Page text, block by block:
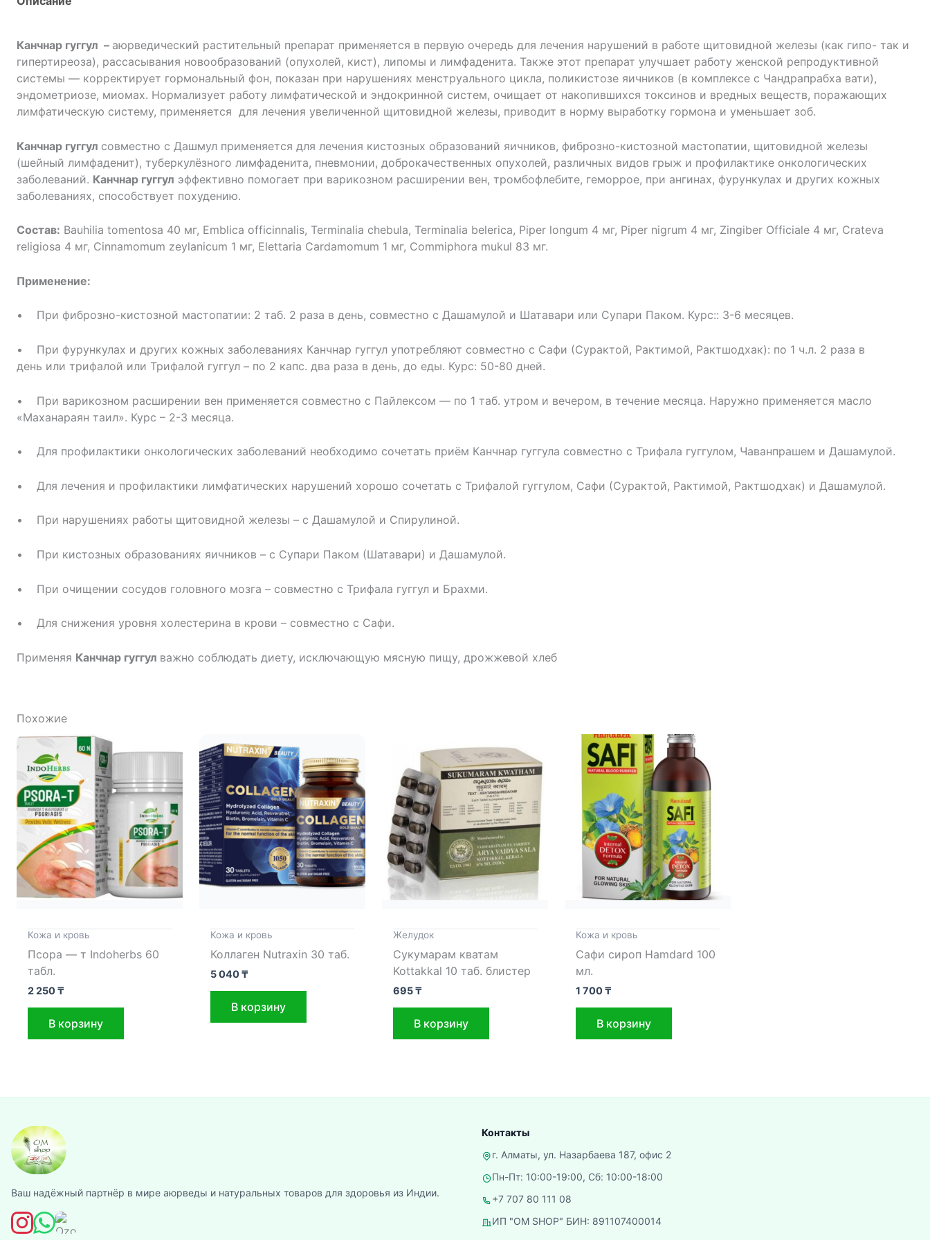
Канчнар гуггул – аюрведический растительный препарат применяется в первую очередь для лечения нарушений в работе щитовидной железы (как гипо- так и
гипертиреоза), рассасывания новообразований (опухолей, кист), липомы и лимфаденита. Также этот препарат улучшает работу женской репродуктивной
системы — корректирует гормональный фон, показан при нарушениях менструального цикла, поликистозе яичников (в комплексе с Чандрапрабха вати),
эндометриозе, миомах. Нормализует работу лимфатической и эндокринной систем, очищает от накопившихся токсинов и вредных веществ, поражающих
лимфатическую систему, применяется для лечения увеличенной щитовидной железы, приводит в норму выработку гормона и уменьшает зоб.
Канчнар гуггул совместно с Дашмул применяется для лечения кистозных образований яичников, фиброзно-кистозной мастопатии, щитовидной железы
(шейный лимфаденит), туберкулёзного лимфаденита, пневмонии, доброкачественных опухолей, различных видов грыж и профилактике онкологических
заболеваний. Канчнар гуггул эффективно помогает при варикозном расширении вен, тромбофлебите, геморрое, при ангинах, фурункулах и других кожных
заболеваниях, способствует похудению.
Состав: Bauhilia tomentosa 40 мг, Emblica officinnalis, Terminalia chebula, Terminalia belerica, Piper longum 4 мг, Piper nigrum 4 мг, Zingiber Officiale 4 мг, Crateva
religiosa 4 мг, Cinnamomum zeylanicum 1 мг, Elettaria Cardamomum 1 мг, Commiphora mukul 83 мг.
Применение:
• При фиброзно-кистозной мастопатии: 2 таб. 2 раза в день, совместно с Дашамулой и Шатавари или Супари Паком. Курс:: 3-6 месяцев.
• При фурункулах и других кожных заболеваниях Канчнар гуггул употребляют совместно с Сафи (Сурактой, Рактимой, Рактшодхак): по 1 ч.л. 2 раза в
день или трифалой или Трифалой гуггул – по 2 капс. два раза в день, до еды. Курс: 50-80 дней.
• При варикозном расширении вен применяется совместно с Пайлексом — по 1 таб. утром и вечером, в течение месяца. Наружно применяется масло
«Маханараян таил». Курс – 2-3 месяца.
• Для профилактики онкологических заболеваний необходимо сочетать приём Канчнар гуггула совместно с Трифала гуггулом, Чаванпрашем и Дашамулой.
• Для лечения и профилактики лимфатических нарушений хорошо сочетать с Трифалой гуггулом, Сафи (Сурактой, Рактимой, Рактшодхак) и Дашамулой.
• При нарушениях работы щитовидной железы – с Дашамулой и Спирулиной.
• При кистозных образованиях яичников – с Супари Паком (Шатавари) и Дашамулой.
• При очищении сосудов головного мозга – совместно с Трифала гуггул и Брахми.
• Для снижения уровня холестерина в крови – совместно с Сафи.
Применяя Канчнар гуггул важно соблюдать диету, исключающую мясную пищу, дрожжевой хлеб
Похожие
Кожа и кровь
Псора — т Indoherbs 60
табл.
2 250₸
В корзину
Кожа и кровь
Коллаген Nutraxin 30 таб.
5 040₸
В корзину
Желудок
Сукумарам кватам
Kottakkal 10 таб. блистер
695₸
В корзину
Кожа и кровь
Сафи сироп Hamdard 100
мл.
1 700₸
В корзину
Ваш надёжный партнёр в мире аюрведы и натуральных товаров для здоровья из Индии.
Контакты
г. Алматы, ул. Назарбаева 187, офис 2
Пн-Пт: 10:00-19:00, Сб: 10:00-18:00
+7 707 80 111 08
ИП "OM SHOP" БИН: 891107400014